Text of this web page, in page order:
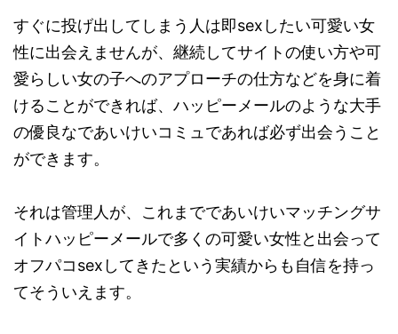
すぐに投げ出してしまう人は即sexしたい可愛い女
性に出会えませんが、継続してサイトの使い方や可
愛らしい女の子へのアプローチの仕方などを身に着
けることができれば、ハッピーメールのような大手
の優良なであいけいコミュであれば必ず出会うこと
ができます。
それは管理人が、これまでであいけいマッチングサ
イトハッピーメールで多くの可愛い女性と出会って
オフパコsexしてきたという実績からも自信を持っ
てそういえます。